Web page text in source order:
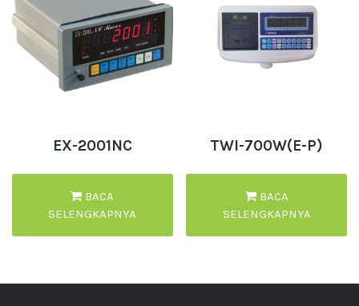
EX-2001NC
BACA
SELENGKAPNYA
TWI-700W(E-P)
BACA
SELENGKAPNYA